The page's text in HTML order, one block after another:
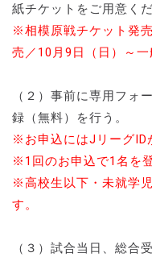
紙チケットをご用意くだ
※相模原戦チケット発
売／10月9日（日）～一
（２）事前に専用フォ
録（無料）を行う。
※お申込にはJリーグID
※1回のお申込で1名を
※高校生以下・未就学
す。
（３）試合当日、総合